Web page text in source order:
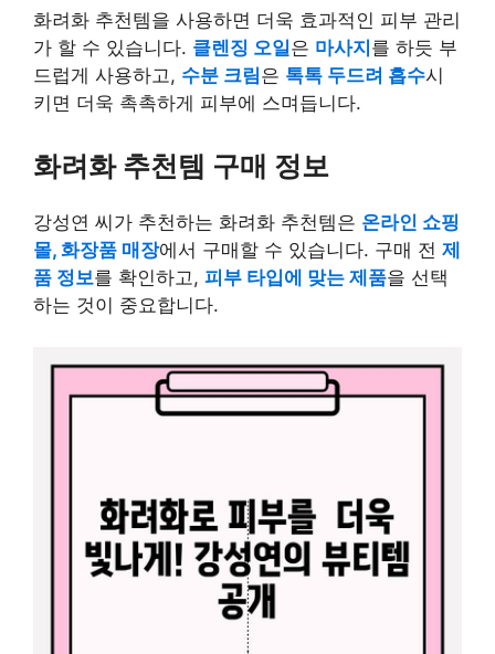
화려화 추천템을 사용하면 더욱 효과적인 피부 관리
가 할 수 있습니다. 클렌징 오일은 마사지 를 하듯 부
드럽게 사용하고, 수분 크림은 톡톡 두드려 흡수시
키면 더욱 촉촉하게 피부에 스며듭니다.
화려화 추천템 구매 정보
강성연 씨가 추천하는 화려화 추천템은 온라인 쇼핑
몰, 화장품 매장에서 구매할 수 있습니다. 구매 전 제
품 정보를 확인하고, 피부 타입에 맞는 제품을 선택
하는 것이 중요합니다.